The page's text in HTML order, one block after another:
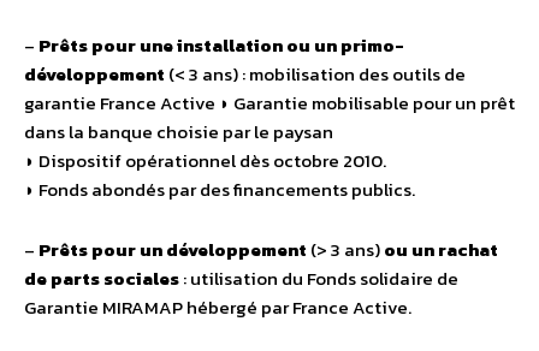
– Prêts pour une installation ou un primo-
développement (< 3 ans) : mobilisation des outils de
garantie France Active ◗ Garantie mobilisable pour un prêt
dans la banque choisie par le paysan
◗ Dispositif opérationnel dès octobre 2010.
◗ Fonds abondés par des financements publics.
– Prêts pour un développement (> 3 ans)ou un rachat
de parts sociales: utilisation du Fonds solidaire de
Garantie MIRAMAP hébergé par France Active.